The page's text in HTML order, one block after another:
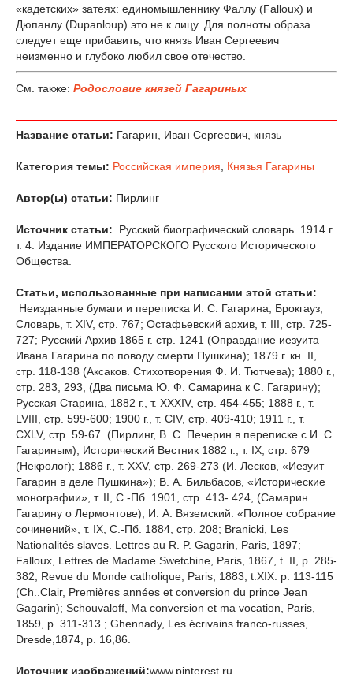
«кадетских» затеях: единомышленнику Фаллу (Falloux) и
Дюпанлу (Dupanloup) это не к лицу. Для полноты образа
следует еще прибавить, что князь Иван Сергеевич
неизменно и глубоко любил свое отечество.
См. также: Родословие князей Гагариных
Название статьи: Гагарин, Иван Сергеевич, князь
Категория темы: Российская империя Князья Гагарины
Автор(ы) статьи: Пирлинг
Источник статьи:
Русский биографический словарь. 1914 г.
т. 4. Издание ИМПЕРАТОРСКОГО Русского Исторического
Общества.
Статьи, использованные при написании этой статьи:
Неизданные бумаги и переписка И. С. Гагарина; Брокгауз,
Словарь, т. XIV, стр. 767; Остафьевский архив, т. III, стр. 725-
727; Русский Архив 1865 г. стр. 1241 (Оправдание иезуита
Ивана Гагарина по поводу смерти Пушкина); 1879 г. кн. II,
стр. 118-138 (Аксаков. Стихотворения Ф. И. Тютчева); 1880 г.,
стр. 283, 293, (Два письма Ю. Ф. Самарина к С. Гагарину);
Русская Старина, 1882 г., т. XXXIV, стр. 454-455; 1888 г., т.
LVIII, стр. 599-600; 1900 г., т. CIV, стр. 409-410; 1911 г., т.
CXLV, стр. 59-67. (Пирлинг, В. С. Печерин в переписке с И. С.
Гагариным); Исторический Вестник 1882 г., т. IX, стр. 679
(Некролог); 1886 г., т. XXV, стр. 269-273 (И. Лесков, «Иезуит
Гагарин в деле Пушкина»); В. А. Бильбасов, «Исторические
монографии», т. II, С.-Пб. 1901, стр. 413- 424, (Самарин
Гагарину о Лермонтове); И. А. Вяземский. «Полное собрание
сочинений», т. IX, С.-Пб. 1884, стр. 208; Branicki, Les
Nationalités slaves. Lettres au R. P. Gagarin, Paris, 1897;
Falloux, Lettres de Madame Swetchine, Paris, 1867, t. II, p. 285-
382; Revue du Monde catholique, Paris, 1883, t.XIX. p. 113-115
(Ch..Clair, Premières années et conversion du prince Jean
Gagarin); Schouvaloff, Ma conversion et ma vocation, Paris,
1859, p. 311-313 ; Ghennady, Les écrivains franco-russes,
Dresde,1874, p. 16,86.
Источник изображений:www.pinterest.ru